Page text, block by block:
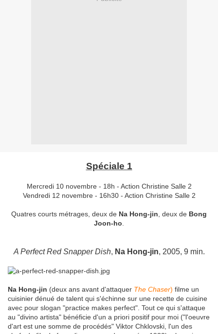
Spéciale 1
Mercredi 10 novembre - 18h - Action Christine Salle 2
Vendredi 12 novembre - 16h30 - Action Christine Salle 2
Quatres courts métrages, deux de Na Hong-jin , deux de Bong
Joon-ho
A Perfect Red Snapper Dish, Na Hong-jin, 2005, 9 min.
Na Hong-jin (deux ans avant d'attaquer The Chaser) filme un
cuisinier dénué de talent qui s'échinne sur une recette de cuisine
avec pour slogan "practice makes perfect". Tout ce qui s'attaque
au "divino artista" bénéficie d'un a priori positif pour moi ("l'oeuvre
d'art est une somme de procédés" Viktor Chklovski, l'un des